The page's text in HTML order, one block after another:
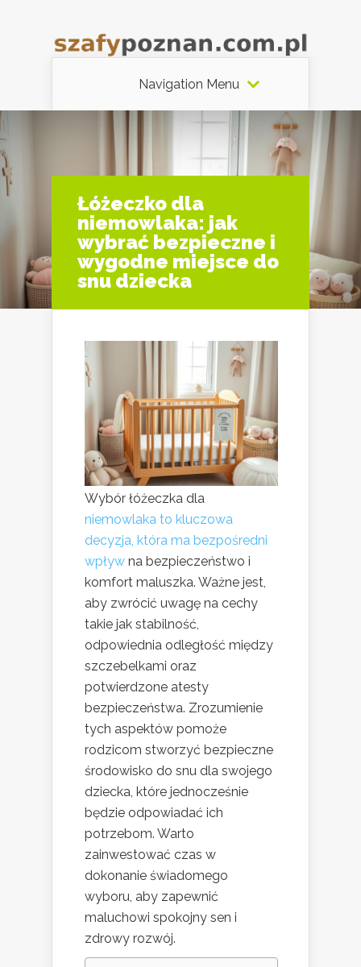
Navigation Menu
Łóżeczko dla
niemowlaka: jak
wybrać bezpieczne i
wygodne miejsce do
snu dziecka
Wybór łóżeczka dla
niemowlaka to kluczowa
decyzja, która ma bezpośredni
wpływ na bezpieczeństwo i
komfort maluszka. Ważne jest,
aby zwrócić uwagę na cechy
takie jak stabilność,
odpowiednia odległość między
szczebelkami oraz
potwierdzone atesty
bezpieczeństwa. Zrozumienie
tych aspektów pomoże
rodzicom stworzyć bezpieczne
środowisko do snu dla swojego
dziecka, które jednocześnie
będzie odpowiadać ich
potrzebom. Warto
zainwestować czas w
dokonanie świadomego
wyboru, aby zapewnić
maluchowi spokojny sen i
zdrowy rozwój.